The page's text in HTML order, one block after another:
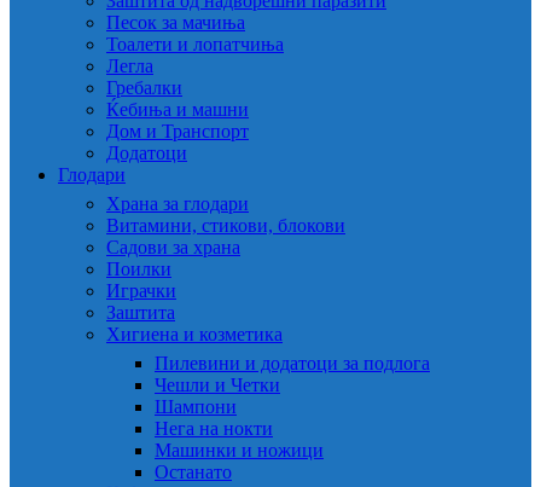
Песок за мачиња
Тоалети и лопатчиња
Легла
Гребалки
Ќебиња и машни
Дом и Транспорт
Додатоци
Глодари
Храна за глодари
Витамини, стикови, блокови
Садови за храна
Поилки
Играчки
Заштита
Хигиена и козметика
Пилевини и додатоци за подлога
Чешли и Четки
Шампони
Нега на нокти
Машинки и ножици
Останато